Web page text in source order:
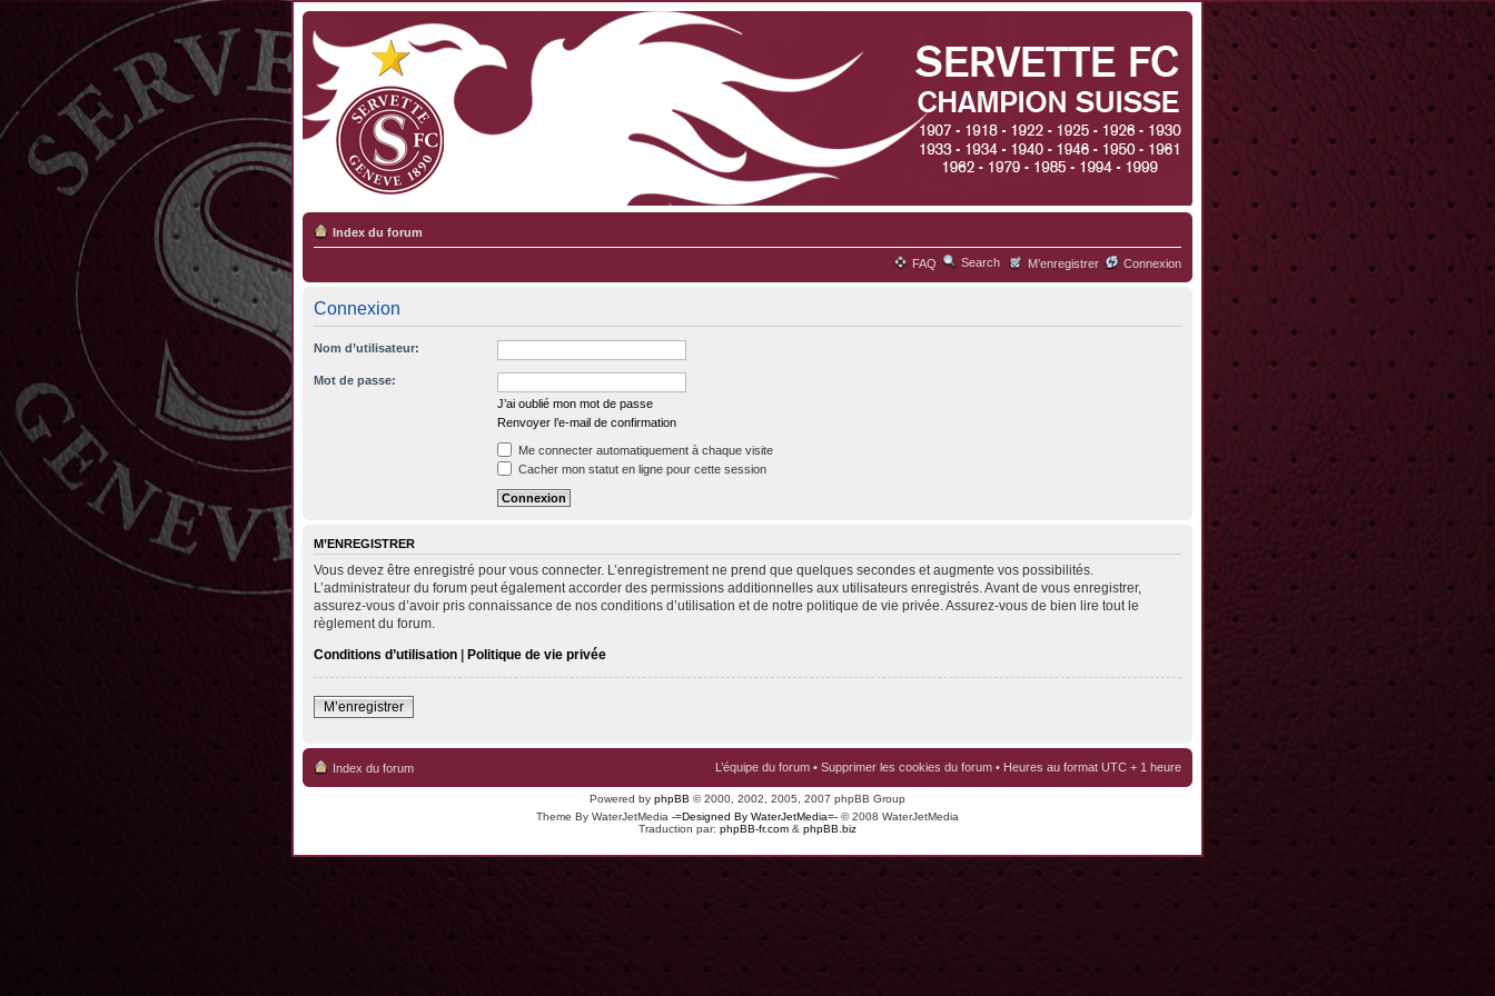
Index du forum
FAQ Search M’enregistrer Connexion
Connexion
Nom d’utilisateur:
Mot de passe:
J’ai oublié mon mot de passe
Renvoyer l’e-mail de confirmation
Me connecter automatiquement à chaque visite
Cacher mon statut en ligne pour cette session
M’ENREGISTRER
Vous devez être enregistré pour vous connecter. L’enregistrement ne prend que quelques secondes et augmente vos possibilités.
L’administrateur du forum peut également accorder des permissions additionnelles aux utilisateurs enregistrés. Avant de vous enregistrer,
assurez-vous d’avoir pris connaissance de nos conditions d’utilisation et de notre politique de vie privée. Assurez-vous de bien lire tout le
règlement du forum.
Conditions d’utilisation | Politique de vie privée
M’enregistrer
Index du forum L’équipe du forum • Supprimer les cookies du forum • Heures au format UTC + 1 heure
Powered by phpBB © 2000, 2002, 2005, 2007 phpBB Group
Theme By WaterJetMedia -=Designed By WaterJetMedia=- © 2008 WaterJetMedia
Traduction par: phpBB-fr.com & phpBB.biz